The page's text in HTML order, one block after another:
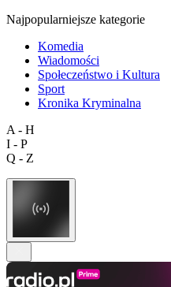
Najpopularniejsze kategorie
Komedia
Wiadomości
Społeczeństwo i Kultura
Sport
Kronika Kryminalna
A - H
I - P
Q - Z